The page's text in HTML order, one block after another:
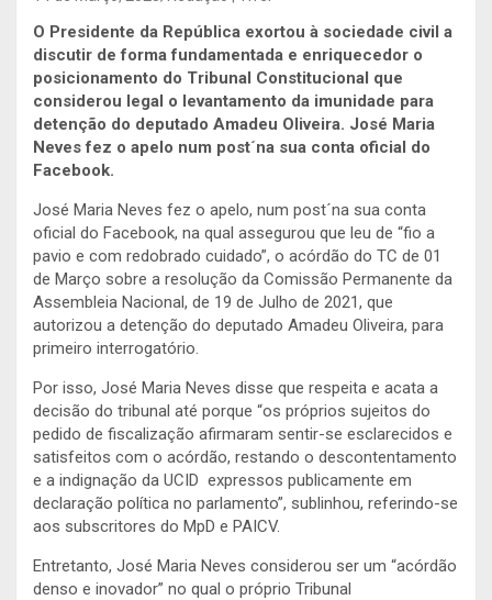
O Presidente da República exortou à sociedade civil a
discutir de forma fundamentada e enriquecedor o
posicionamento do Tribunal Constitucional que
considerou legal o levantamento da imunidade para
detenção do deputado Amadeu Oliveira. José Maria
Neves fez o apelo num post´na sua conta oficial do
Facebook.
José Maria Neves fez o apelo, num post´na sua conta
oficial do Facebook, na qual assegurou que leu de “fio a
pavio e com redobrado cuidado”, o acórdão do TC de 01
de Março sobre a resolução da Comissão Permanente da
Assembleia Nacional, de 19 de Julho de 2021, que
autorizou a detenção do deputado Amadeu Oliveira, para
primeiro interrogatório.
Por isso, José Maria Neves disse que respeita e acata a
decisão do tribunal até porque “os próprios sujeitos do
pedido de fiscalização afirmaram sentir-se esclarecidos e
satisfeitos com o acórdão, restando o descontentamento
e a indignação da UCID expressos publicamente em
declaração política no parlamento”, sublinhou, referindo-se
aos subscritores do MpD e PAICV.
Entretanto, José Maria Neves considerou ser um “acórdão
denso e inovador” no qual o próprio Tribunal